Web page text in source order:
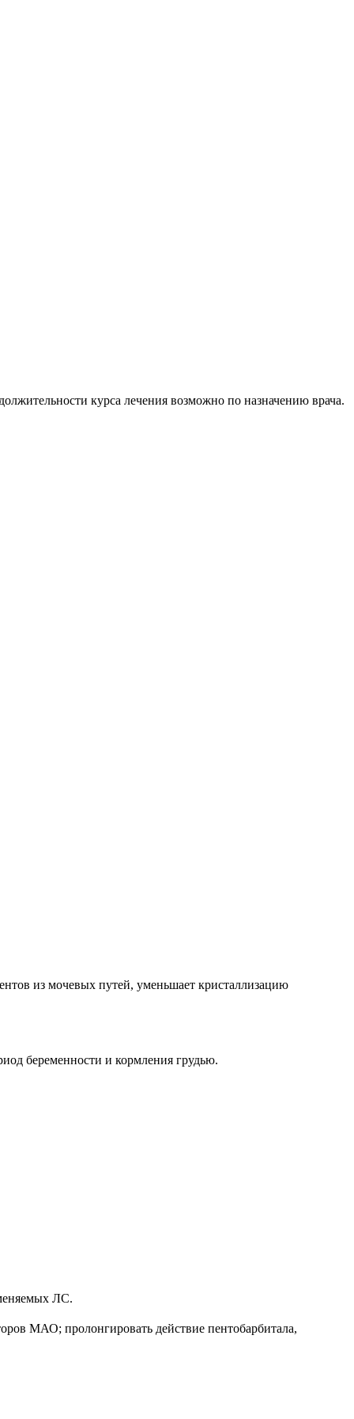
курса лечения возможно по назначению врача.
из мочевых путей, уменьшает кристаллизацию
беременности и кормления грудью.
ЛС.
МАО; пролонгировать действие пентобарбитала,